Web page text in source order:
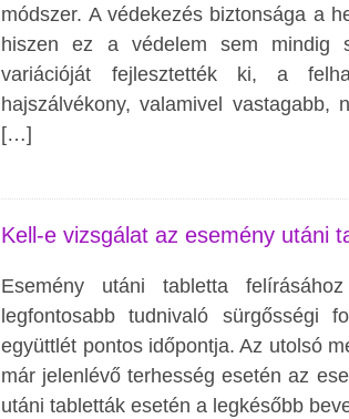
módszer. A védekezés biztonsága a
hiszen ez a védelem sem mindig
variációját fejlesztették ki, a
hajszálvékony, valamivel vastagabb,
[…]
Kell-e vizsgálat az esemény utáni
Esemény utáni tabletta
legfontosabb tudnivaló sürgősségi
együttlét pontos időpontja. Az utolsó
már jelenlévő terhesség esetén az
utáni tabletták esetén a legkésőbb